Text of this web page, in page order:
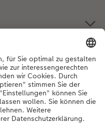
können Sie uns gerne von
Uhr und Sonntag von 10:00 –
ausgenommen) unter der
36kontaktieren.